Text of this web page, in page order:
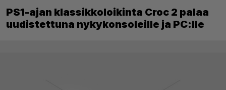
PS1-ajan klassikkoloikinta Croc 2 palaa
uudistettuna nykykonsoleille ja PC:lle